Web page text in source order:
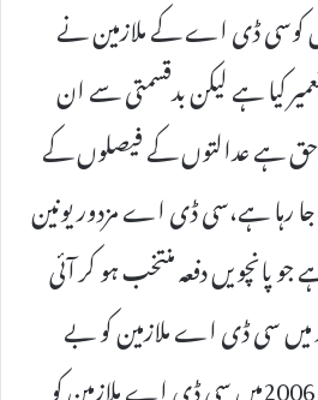
ڈی اے کے ملازمین نے
کیا ہے لیکن بدقسمتی سے ان
حق ہے عدالتوں کے فیصلوں کے
رہا ہے،سی ڈی اے مزدور یونین
پانچویں دفعہ منتخب ہو کر آئی
سی ڈی اے ملازمین کو بے
شمارمراعات دلوائیں ہیں،2006میں سی ڈی اے ملازمین کو